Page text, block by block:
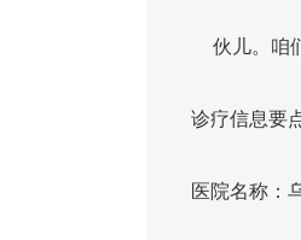
伙儿。咱
诊疗信息要
医院名称：